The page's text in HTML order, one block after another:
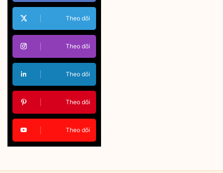
Theo dõi
Theo dõi
Theo dõi
Theo dõi
Theo dõi